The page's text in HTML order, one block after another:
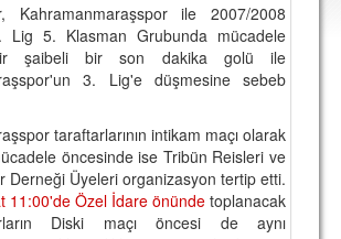
ÜRÜNLER
& VİDEOLAR
Kahramanmaraşspor ile 2007/2008
Lig 5. Klasman Grubunda mücadele
şaibeli bir son dakika golü ile
3. Lig'e düşmesine sebeb
taraftarlarının intikam maçı olarak
öncesinde ise Tribün Reisleri ve
Derneği Üyeleri organizasyon tertip etti.
11:00'de Özel İdare önünde toplanacak
Diski maçı öncesi de aynı